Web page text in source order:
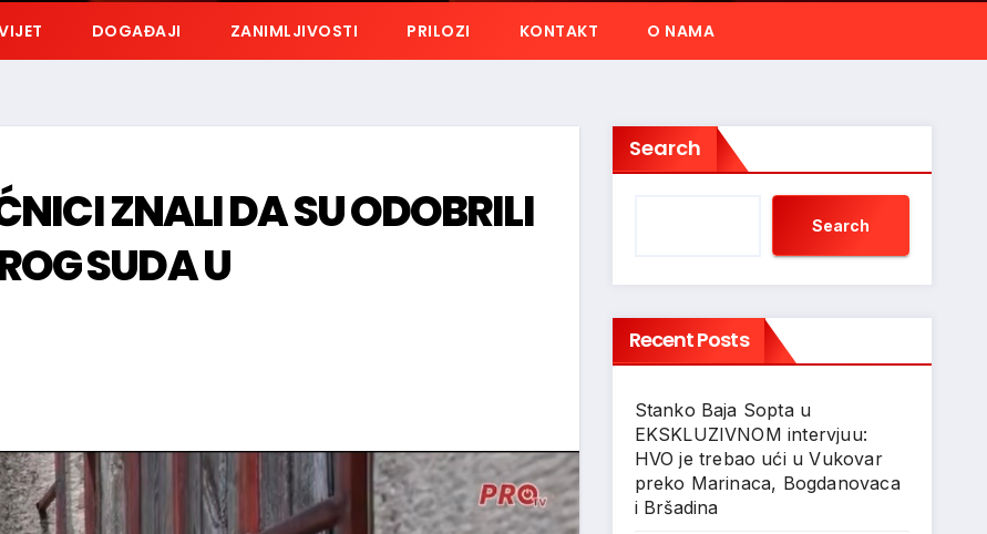
DOGAĐAJI ZANIMLJIVOSTI PRILOZI KONTAKT O NAMA
ZNALI DA SU ODOBRILI
SUDA U
Search
Search
Recent Posts
Stanko Baja Sopta u
EKSKLUZIVNOM intervjuu:
HVO je trebao ući u Vukovar
preko Marinaca, Bogdanovaca
i Bršadina